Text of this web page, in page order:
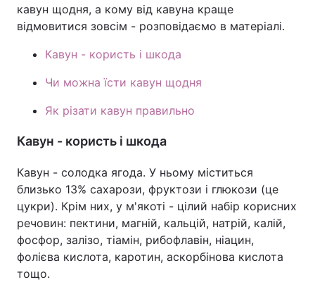
Економіка Світ
Техно і зв'язок
Зброя Інциденти
Здоров'я
Цікавинки Погода
Екологія Регіони
Лонгріди
Відео з Youtube
кавун щодня, а кому від кавуна краще
відмовитися зовсім - розповідаємо в матеріалі.
Кавун - користь і шкода
Чи можна їсти кавун щодня
Як різати кавун правильно
Кавун - користь і шкода
Кавун - солодка ягода. У ньому міститься
близько 13% сахарози, фруктози і глюкози (це
цукри). Крім них, у м'якоті - цілий набір корисних
речовин: пектини, магній, кальцій, натрій, калій,
фосфор, залізо, тіамін, рибофлавін, ніацин,
фолієва кислота, каротин, аскорбінова кислота
тощо.